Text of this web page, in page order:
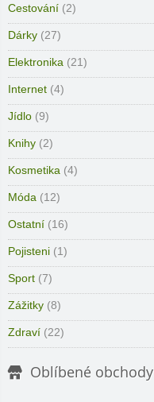
Cestování (2)
Dárky (27)
Elektronika (21)
Internet (4)
Jídlo (9)
Knihy (2)
Kosmetika (4)
Móda (12)
Ostatní (16)
Pojisteni (1)
Sport (7)
Zážitky (8)
Zdraví (22)
Oblíbené obchody